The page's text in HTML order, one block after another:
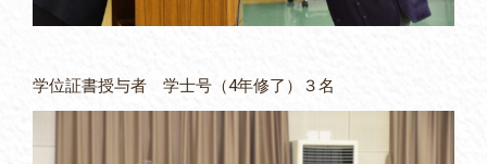
学位証書授与者 学士号（4年修了）３名